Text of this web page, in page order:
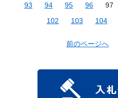
93
94 95 96 97
102
103 104
前のページへ